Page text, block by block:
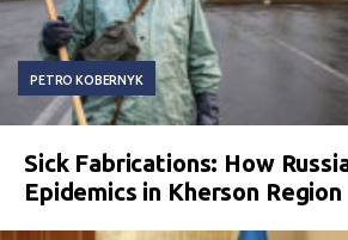
PETRO KOBERNYK
Sick Fabrications: How
Epidemics in Kherson Region